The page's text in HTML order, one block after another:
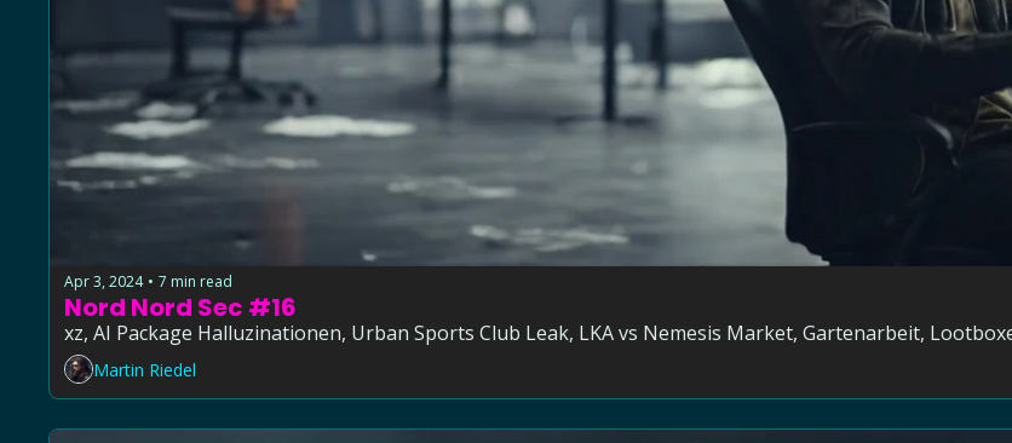
Apr 3, 2024 • 7 min read
Nord Nord Sec #16
Martin Riedel